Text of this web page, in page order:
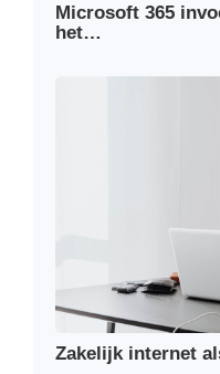
Microsoft 365
het…
Zakelijk internet